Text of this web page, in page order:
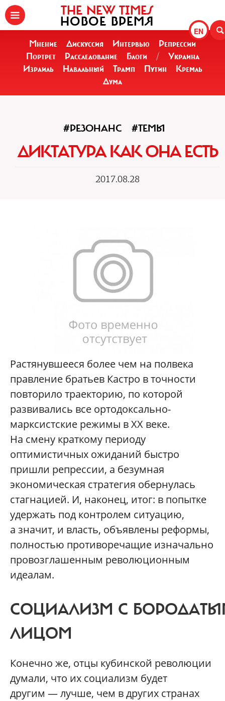
EN
THE NEW TIMES
НОВОЕ ВРЕМЯ
Мнение Дискуссия Интервью
Репрессии
Портрет
Расследование Блоги /
Украина
Израиль
Навальный Трамп Путин
Кремль
Дума
#РЕЗОНАНС #ТЕМЫ
ДИКТАТУРА КАК ОНА ЕСТЬ
2017.08.28
Растянувшееся более чем на полвека
правление братьев Кастро в точности
повторило траекторию, по которой
развивались все ортодоксально-
марксистские режимы в XX веке.
На смену краткому периоду
оптимистичных ожиданий быстро
пришли репрессии, а безумная
экономическая стратегия обернулась
стагнацией. И, наконец, итог: в попытке
удержать под контролем ситуацию,
а значит, и власть, объявлены реформы,
полностью противоречащие изначально
провозглашенным революционным
идеалам.
СОЦИАЛИЗМ С
ЛИЦОМ
Конечно же, отцы кубинской революции
думали, что их социализм будет
другим — лучше, чем в других странах